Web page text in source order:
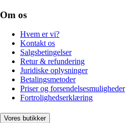
Om os
Hvem er vi?
Kontakt os
Salgsbetingelser
Retur & refundering
Juridiske oplysninger
Betalingsmetoder
Priser og forsendelsesmuligheder
Fortrolighedserklæring
Vores butikker